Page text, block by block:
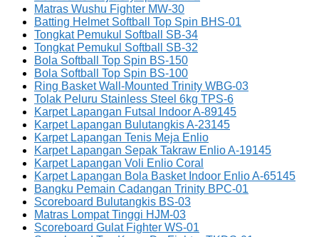
Matras Wushu Fighter MW-30
Batting Helmet Softball Top Spin BHS-01
Tongkat Pemukul Softball SB-34
Tongkat Pemukul Softball SB-32
Bola Softball Top Spin BS-150
Bola Softball Top Spin BS-100
Ring Basket Wall-Mounted Trinity WBG-03
Tolak Peluru Stainless Steel 6kg TPS-6
Karpet Lapangan Futsal Indoor A-89145
Karpet Lapangan Bulutangkis A-23145
Karpet Lapangan Tenis Meja Enlio
Karpet Lapangan Sepak Takraw Enlio A-19145
Karpet Lapangan Voli Enlio Coral
Karpet Lapangan Bola Basket Indoor Enlio A-65145
Bangku Pemain Cadangan Trinity BPC-01
Scoreboard Bulutangkis BS-03
Matras Lompat Tinggi HJM-03
Scoreboard Gulat Fighter WS-01